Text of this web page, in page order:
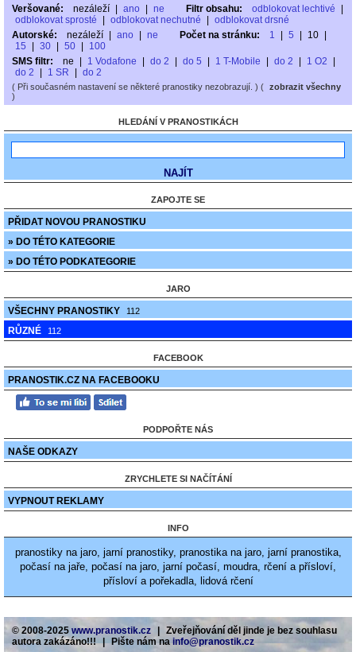
Veršované:
nezáleží ano ne Filtr obsahu: odblokovat lechtivé
odblokovat sprosté
odblokovat nechutné
odblokovat drsné
Autorské:
nezáleží ano ne Počet na stránku: 1 5 10
15
30 50
100
SMS filtr:
ne 1 Vodafone do 2 do 5 1 T-Mobile do 2 1 O2
do 2
1 SR do 2
( Při současném nastavení se některé pranostiky nezobrazují. ) ( zobrazit všechny
)
HLEDÁNÍ V PRANOSTIKÁCH
ZAPOJTE SE
PŘIDAT NOVOU PRANOSTIKU
» DO TÉTO KATEGORIE
» DO TÉTO PODKATEGORIE
JARO
VŠECHNY PRANOSTIKY 112
RŮZNÉ 112
FACEBOOK
PRANOSTIK.CZ NA FACEBOOKU
PODPOŘTE NÁS
NAŠE ODKAZY
ZRYCHLETE SI NAČÍTÁNÍ
VYPNOUT REKLAMY
INFO
pranostiky na jaro, jarní pranostiky, pranostika na jaro, jarní pranostika,
počasí na jaře, počasí na jaro, jarní počasí, moudra, rčení a přísloví,
přísloví a pořekadla, lidová rčení
© 2008-2025 www.pranostik.cz
Zveřejňování děl jinde je bez souhlasu
autora zakázáno!!! | Pište nám nainfo@pranostik.cz